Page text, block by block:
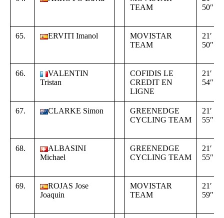
TEAM
50″
65. ERVITI Imanol
MOVISTAR
TEAM
21′
50″
66.
VALENTIN
Tristan
COFIDIS LE
CREDIT EN
LIGNE
21′
54″
67. CLARKE Simon
GREENEDGE
CYCLING TEAM
21′
55″
68.
ALBASINI
Michael
GREENEDGE
CYCLING TEAM
21′
55″
69.
ROJAS Jose
Joaquin
MOVISTAR
TEAM
21′
59″